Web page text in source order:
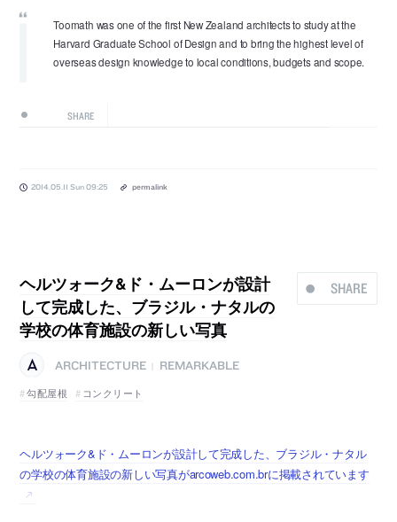
Toomath was one of the first New Zealand architects to study at the
Harvard Graduate School of Design and to bring the highest level of
overseas design knowledge to local conditions, budgets and scope.
SHARE
2014.05.11 Sun 09:25 permalink
SHARE
ヘルツォーク&ド・ムーロンが設計
して完成した、ブラジル・ナタルの
学校の体育施設の新しい写真
ARCHITECTURE
REMARKABLE
勾配屋根
コンクリート
ヘルツォーク&ド・ムーロンが設計して完成した、ブラジル・ナタル
の学校の体育施設の新しい写真がarcoweb.com.brに掲載されています